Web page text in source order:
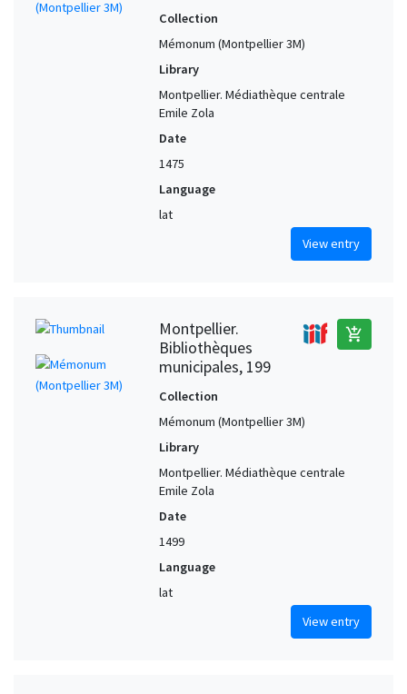
Collection
Mémonum (Montpellier 3M)
Library
Montpellier. Médiathèque centrale
Emile Zola
Date
1475
Language
lat
View entry
Montpellier.
Bibliothèques
municipales, 199
add_shopping_cart
Collection
Mémonum (Montpellier 3M)
Library
Montpellier. Médiathèque centrale
Emile Zola
Date
1499
Language
lat
View entry